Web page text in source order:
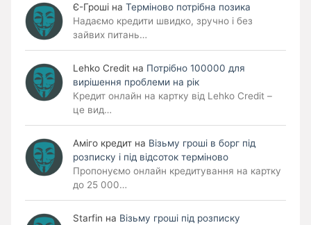
Є-Гроші на Терміново потрібна позика
Надаємо кредити швидко, зручно і без
зайвих питань…
Lehko Сredit на Потрібно 100000 для
вирішення проблеми на рік
Кредит онлайн на картку від Lehko Credit –
це вид…
Аміго кредит на Візьму гроші в борг під
розписку і під відсоток терміново
Пропонуємо онлайн кредитування на картку
до 25 000…
Starfin на Візьму гроші під розписку